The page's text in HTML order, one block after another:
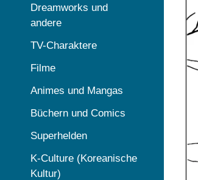
Dreamworks und
andere
TV-Charaktere
Filme
Animes und Mangas
Büchern und Comics
Superhelden
K-Culture (Koreanische
Kultur)